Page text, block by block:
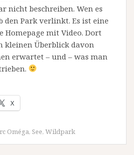
nicht beschreiben. Wen es
den Park verlinkt. Es ist eine
Homepage mit Video. Dort
kleinen Überblick davon
erwartet – und – was man
X
Oméga, See, Wildpark